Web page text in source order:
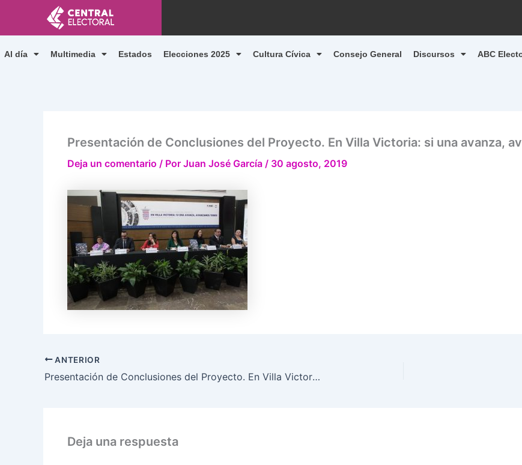
contenido
Al día Multimedia Estados Elecciones 2025 Cultura Cívica Consejo General Discursos ABC
Presentación de Conclusiones del Proyecto. En Villa Victoria: si una avanza,
Deja un comentario / Por Juan José García / 30 agosto, 2019
ANTERIOR
Presentación de Conclusiones del Proyecto. En Villa Victoria: si una avanza, avanzamos todos
Deja una respuesta